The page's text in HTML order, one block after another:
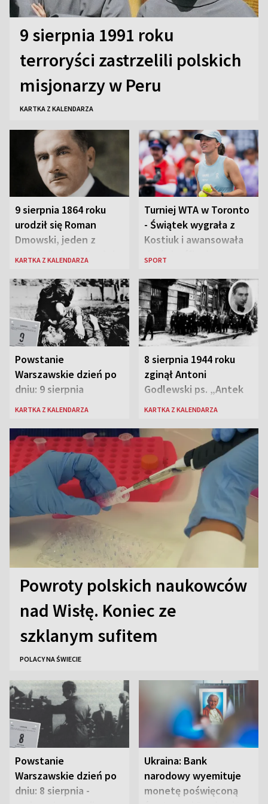
9 sierpnia 1991 roku
terroryści zastrzelili polskich
misjonarzy w Peru
KARTKA Z KALENDARZA
9 sierpnia 1864 roku
urodził się Roman
Dmowski, jeden z
„ojców” niepodległej
KARTKA Z KALENDARZA
Turniej WTA w Toronto
- Świątek wygrała z
Kostiuk i awansowała
do ćwierćfinału
SPORT
Powstanie
Warszawskie dzień po
dniu: 9 sierpnia
KARTKA Z KALENDARZA
8 sierpnia 1944 roku
zginął Antoni
Godlewski ps. „Antek
KARTKA Z KALENDARZA
Powroty polskich naukowców
nad Wisłę. Koniec ze
szklanym sufitem
POLACY NA ŚWIECIE
Powstanie
Warszawskie dzień po
dniu: 8 sierpnia -
Ukraina: Bank
narodowy wyemituje
monetę poświęconą